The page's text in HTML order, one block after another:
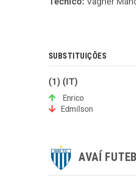
SUBSTITUIÇÕES
(1) (IT)
Enrico
Edmílson
AVAÍ